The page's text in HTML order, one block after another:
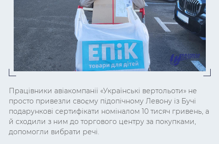
Працівники авіакомпанії «Українські вертольоти» не
просто привезли своєму підопічному Левону із Бучі
подарункові сертифікати номіналом 10 тисяч гривень, а
й сходили з ним до торгового центру за покупками,
допомогли вибрати речі.